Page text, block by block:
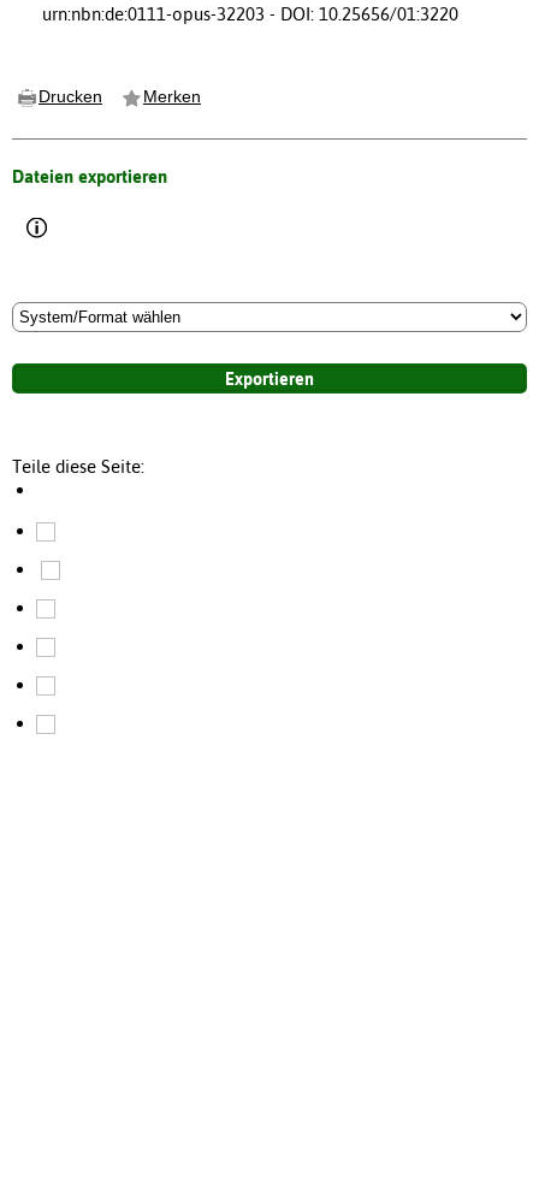
urn:nbn:de:0111-opus-32203 - DOI: 10.25656/01:3220
Drucken Merken
Dateien exportieren
Teile diese Seite: